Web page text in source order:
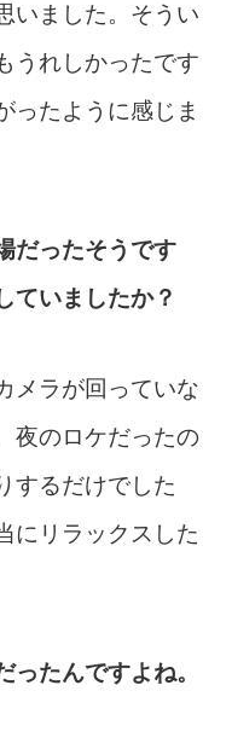
いました。そうい
うれしかったです
ったように感じま
だったそうです
ていましたか？
メラが回っていな
夜のロケだったの
するだけでした
にリラックスした
たんですよね。